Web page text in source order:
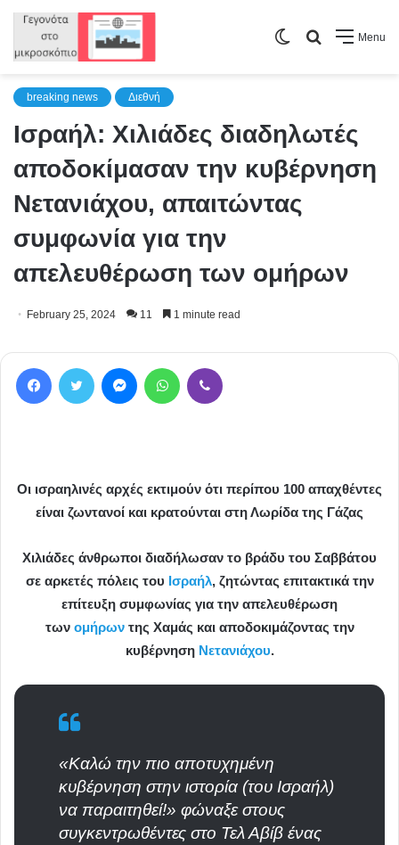
Menu
Search
Switch
breaking news Διεθνή
Ισραήλ: Χιλιάδες διαδηλωτές
αποδοκίμασαν την κυβέρνηση
Νετανιάχου, απαιτώντας
συμφωνία για την
απελευθέρωση των ομήρων
February 25, 2024 11 1 minute read
Οι ισραηλινές αρχές εκτιμούν ότι περίπου 100 απαχθέντες
είναι ζωντανοί και κρατούνται στη Λωρίδα της Γάζας
Χιλιάδες άνθρωποι διαδήλωσαν το βράδυ του Σαββάτου
σε αρκετές πόλεις του Ισραήλ, ζητώντας επιτακτικά την
επίτευξη συμφωνίας για την απελευθέρωση
των ομήρωντης Χαμάς και αποδοκιμάζοντας την
κυβέρνηση Νετανιάχου.
«Καλώ την πιο αποτυχημένη
κυβέρνηση στην ιστορία (του Ισραήλ)
να παραιτηθεί!» φώναξε στους
συγκεντρωθέντες στο Τελ Αβίβ ένας